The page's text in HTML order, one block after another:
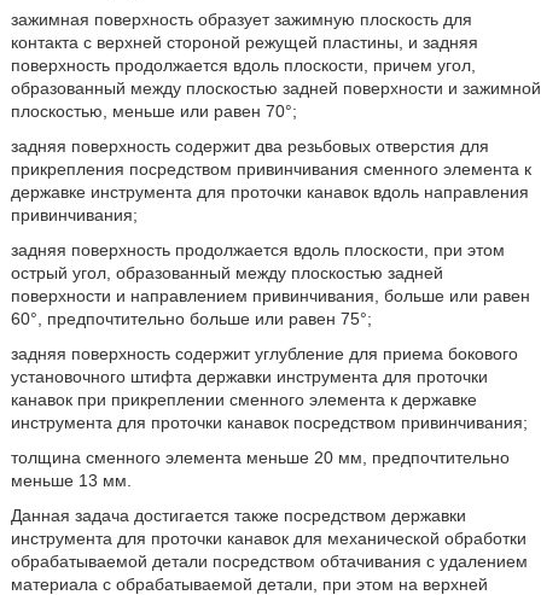
зажимная поверхность образует зажимную плоскость для
контакта с верхней стороной режущей пластины, и задняя
поверхность продолжается вдоль плоскости, причем угол,
образованный между плоскостью задней поверхности и зажимной
плоскостью, меньше или равен 70°;
задняя поверхность содержит два резьбовых отверстия для
прикрепления посредством привинчивания сменного элемента к
державке инструмента для проточки канавок вдоль направления
привинчивания;
задняя поверхность продолжается вдоль плоскости, при этом
острый угол, образованный между плоскостью задней
поверхности и направлением привинчивания, больше или равен
60°, предпочтительно больше или равен 75°;
задняя поверхность содержит углубление для приема бокового
установочного штифта державки инструмента для проточки
канавок при прикреплении сменного элемента к державке
инструмента для проточки канавок посредством привинчивания;
толщина сменного элемента меньше 20 мм, предпочтительно
меньше 13 мм.
Данная задача достигается также посредством державки
инструмента для проточки канавок для механической обработки
обрабатываемой детали посредством обтачивания с удалением
материала с обрабатываемой детали, при этом на верхней